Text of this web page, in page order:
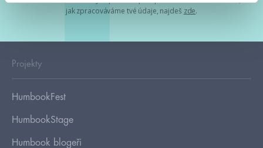
jak zpracováváme tvé údaje, najdeš zde.
Projekty
HumbookFest
HumbookStage
Humbook blogeři